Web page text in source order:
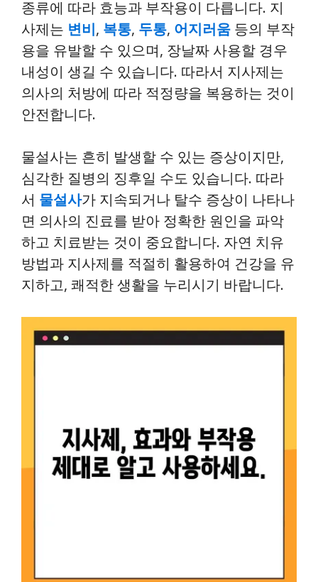
종류에 따라 효능과 부작용이 다릅니다. 지
사제는 변비, 복통, 두통, 어지러움 등의 부작
용을 유발할 수 있으며, 장날짜 사용할 경우
내성이 생길 수 있습니다. 따라서 지사제는
의사의 처방에 따라 적정량을 복용하는 것이
안전합니다.
물설사는 흔히 발생할 수 있는 증상이지만,
심각한 질병의 징후일 수도 있습니다. 따라
서 물설사가 지속되거나 탈수 증상이 나타나
면 의사의 진료를 받아 정확한 원인을 파악
하고 치료받는 것이 중요합니다. 자연 치유
방법과 지사제를 적절히 활용하여 건강을 유
지하고, 쾌적한 생활을 누리시기 바랍니다.